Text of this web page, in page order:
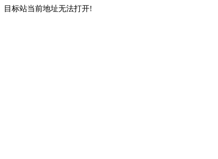
目标站当前地址无法打开!